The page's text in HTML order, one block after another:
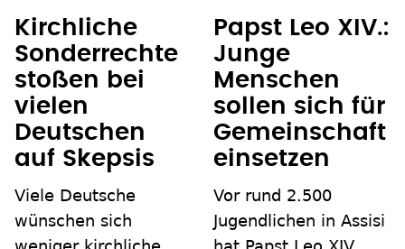
Kirchliche
Sonderrechte
stoßen bei
vielen
Deutschen
auf Skepsis
Viele Deutsche
wünschen sich
Papst Leo XIV.:
Junge
Menschen
sollen sich für
Gemeinschaft
einsetzen
Vor rund 2.500
Jugendlichen in Assisi